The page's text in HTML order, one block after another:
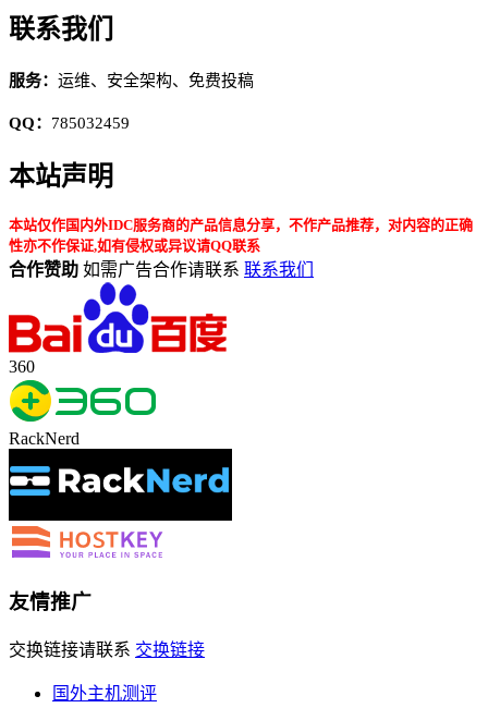
联系我们
服务： 运维、安全架构、免费投稿
QQ： 785032459
本站声明
本站仅作国内外IDC服务商的产品信息分享，不作产品推荐，对内容的正确
性亦不作保证,如有侵权或异议请QQ联系
合作赞助 如需广告合作请联系 联系我们
360
RackNerd
友情推广
交换链接请联系 交换链接
国外主机测评